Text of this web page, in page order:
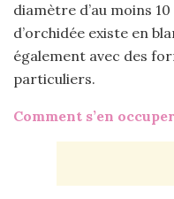
diamètre d’au moins
d’orchidée existe en
également avec des
particuliers.
Comment s’en